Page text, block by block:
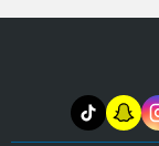
instagram
snapchat
tiktok